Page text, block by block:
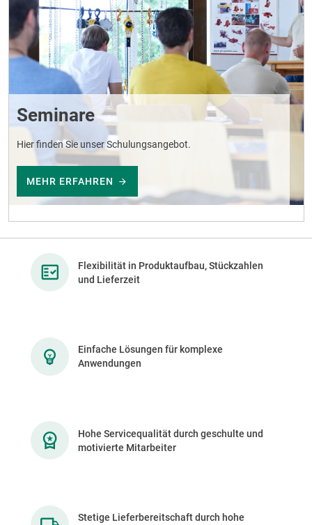
Seminare
Hier finden Sie unser Schulungsangebot.
MEHR ERFAHREN
Flexibilität in Produktaufbau, Stückzahlen
und Lieferzeit
Einfache Lösungen für komplexe
Anwendungen
Hohe Servicequalität durch geschulte und
motivierte Mitarbeiter
Stetige Lieferbereitschaft durch hohe